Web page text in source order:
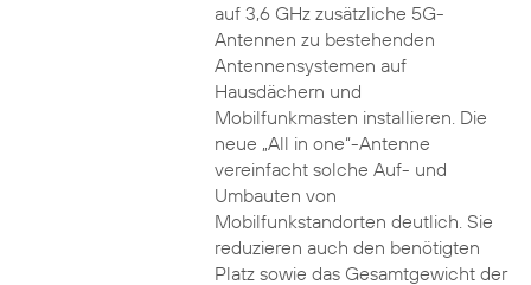
auf 3,6 GHz zusätzliche 5G-
Antennen zu bestehenden
Antennensystemen auf
Hausdächern und
Mobilfunkmasten installieren. Die
neue „All in one“-Antenne
vereinfacht solche Auf- und
Umbauten von
Mobilfunkstandorten deutlich. Sie
reduzieren auch den benötigten
Platz sowie das Gesamtgewicht der